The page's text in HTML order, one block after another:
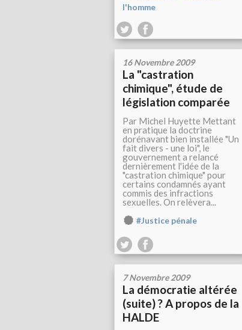
l'homme
16 Novembre 2009
La "castration
chimique", étude de
législation comparée
Par Michel Huyette Mettant
en pratique la doctrine
dorénavant bien installée "Un
fait divers - une loi", le
gouvernement a relancé
dernièrement l'idée de la
"castration chimique" pour
certains condamnés ayant
commis des infractions
sexuelles. On relèvera...
#Justice pénale
7 Novembre 2009
La démocratie altérée
(suite) ? A propos de la
HALDE